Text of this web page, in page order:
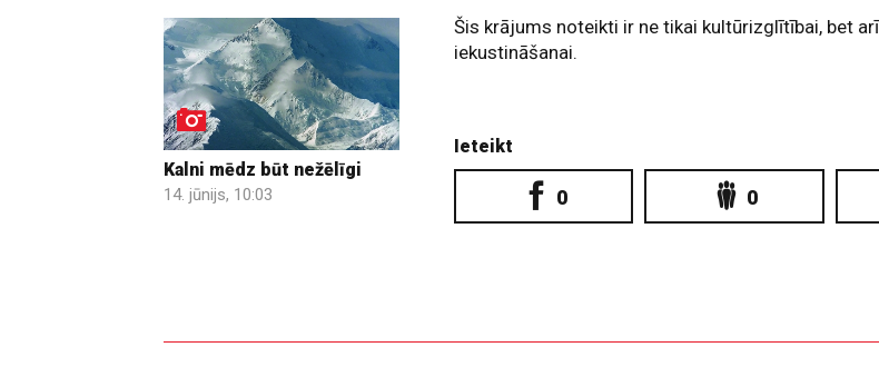
Kalni mēdz būt nežēlīgi
14. jūnijs, 10:03
Šis krājums noteikti ir ne tikai kultūrizglītībai, bet
iekustināšanai.
Ieteikt
0 0